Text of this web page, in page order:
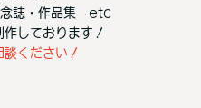
念誌・作品集 etc
しております！
ください！